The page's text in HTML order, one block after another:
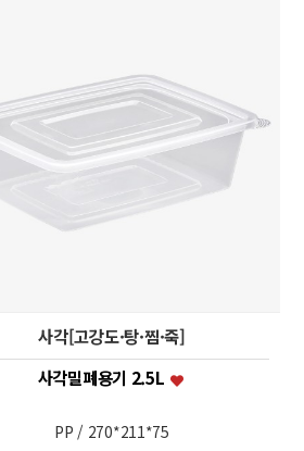
사각[고강도·탕·찜·죽]
사각밀폐용기 2.5L
PP / 270*211*75